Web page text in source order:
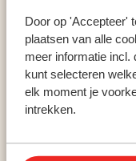
Door op 'Accepteer'
plaatsen van alle
meer informatie incl.
kunt selecteren
elk moment je
intrekken.